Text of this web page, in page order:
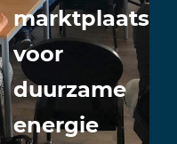
marktplaats
voor
duurzame
energie